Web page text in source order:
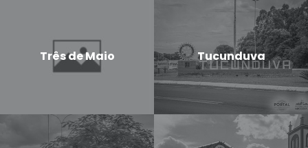
Três de Maio Tucunduva